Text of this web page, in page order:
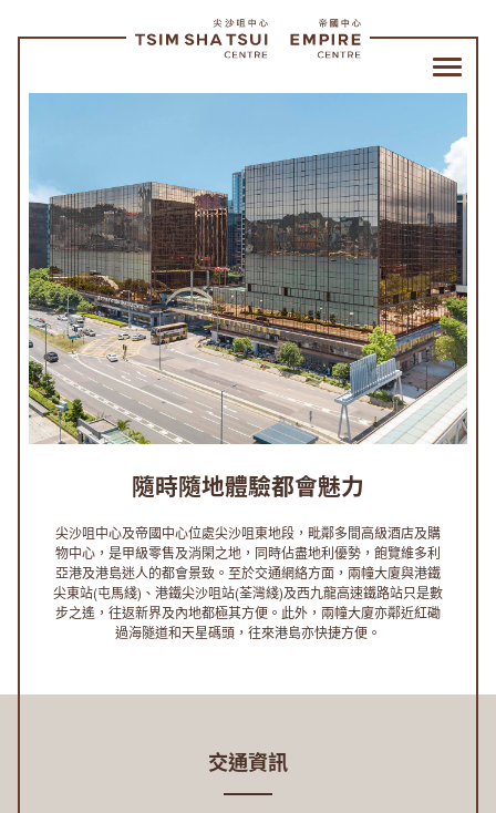
咀
中
心
帝
國
中
心
隨時隨地體驗都會魅力
尖沙咀中心及帝國中心位處尖沙咀東地段，毗鄰多間高級酒店及購
物中心，是甲級零售及消閑之地，同時佔盡地利優勢，飽覽維多利
亞港及港島迷人的都會景致。至於交通網絡方面，兩幢大廈與港鐵
尖東站(屯馬綫)、港鐵尖沙咀站(荃灣綫)及西九龍高速鐵路站只是數
步之遙，往返新界及內地都極其方便。此外，兩幢大廈亦鄰近紅磡
過海隧道和天星碼頭，往來港島亦快捷方便。
交通資訊